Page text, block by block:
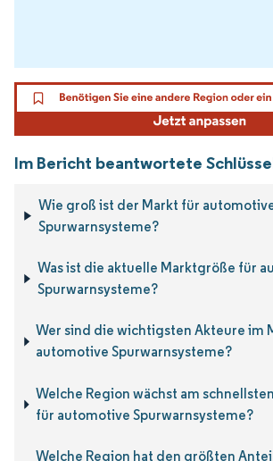
Im Bericht beantwortete
Wie groß ist der Markt für
Spurwarnsysteme?
Was ist die aktuelle Marktgröße für
Spurwarnsysteme?
Wer sind die wichtigsten Akteure im
automotive Spurwarnsysteme?
Welche Region wächst am
für automotive Spurwarnsysteme?
Welche Region hat den größten